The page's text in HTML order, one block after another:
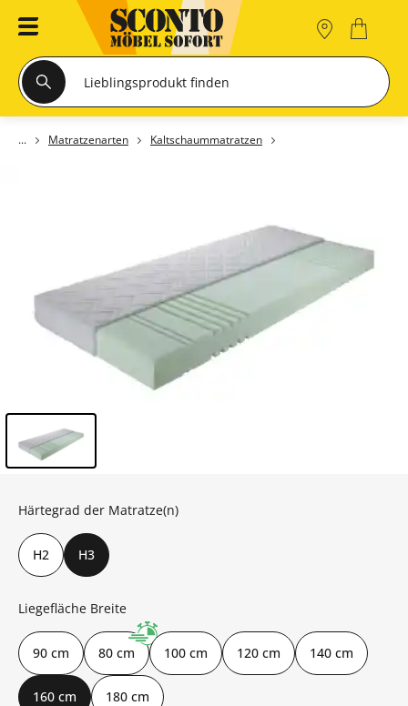
Matratzenarten Kaltschaummatratzen
Härtegrad der Matratze(n)
H2 H3
Liegefläche Breite
90 cm 80 cm 100 cm 120 cm 140 cm
160 cm 180 cm